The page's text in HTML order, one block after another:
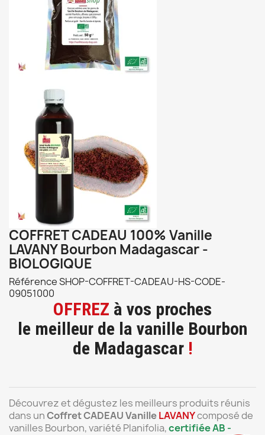
COFFRET CADEAU 100% Vanille
LAVANY Bourbon Madagascar -
BIOLOGIQUE
RéférenceSHOP-COFFRET-CADEAU-HS-CODE-
09051000
OFFREZ à vos proches
le meilleur de la vanille Bourbon
de Madagascar !
Découvrez et dégustez les meilleurs produits réunis
dans unCoffret CADEAUVanilleLAVANYcomposé de
vanilles Bourbon, variété Planifolia,certifiée AB -